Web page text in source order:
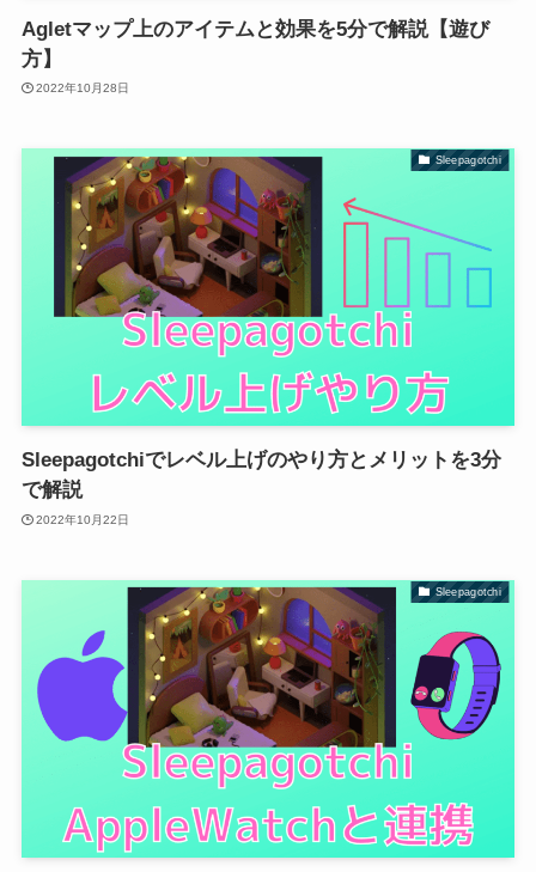
Agletマップ上のアイテムと効果を5分で解説【遊び
方】
2022年10月28日
Sleepagotchi
Sleepagotchiでレベル上げのやり方とメリットを3分
で解説
2022年10月22日
Sleepagotchi